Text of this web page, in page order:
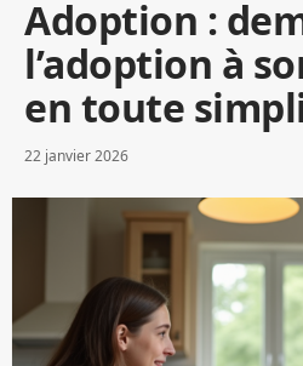
Adoption :
l’adoption à
en toute
22 janvier 2026